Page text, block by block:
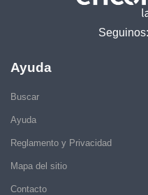
Seguinos:
Ayuda
Buscar
Ayuda
Reglamento y Privacidad
Mapa del sitio
Contacto